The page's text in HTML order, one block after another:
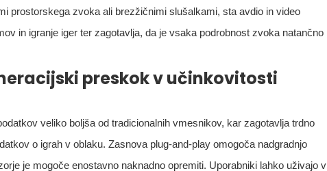
prostorskega zvoka ali brezžičnimi slušalkami, sta avdio in video
in igranje iger ter zagotavlja, da je vsaka podrobnost zvoka natančno
preskok v učinkovitosti
veliko boljša od tradicionalnih vmesnikov, kar zagotavlja trdno
o igrah v oblaku. Zasnova plug-and-play omogoča nadgradnjo
je mogoče enostavno naknadno opremiti. Uporabniki lahko uživajo v